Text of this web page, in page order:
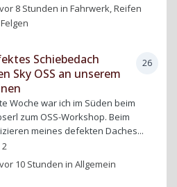
vor 8 Stunden inFahrwerk, Reifen
26
Schiebedach
Sky OSS an unserem
Woche war ich im Süden beim
zum OSS-Workshop. Beim
meines defekten Daches...
2
vor 10 Stunden inAllgemein